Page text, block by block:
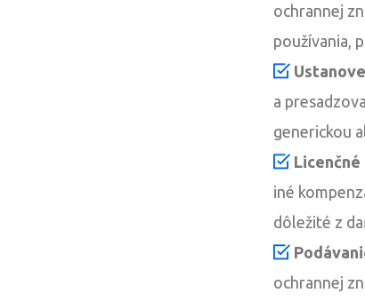
ochrannej
používania,
a
generickou
iné
dôležité z
ochrannej